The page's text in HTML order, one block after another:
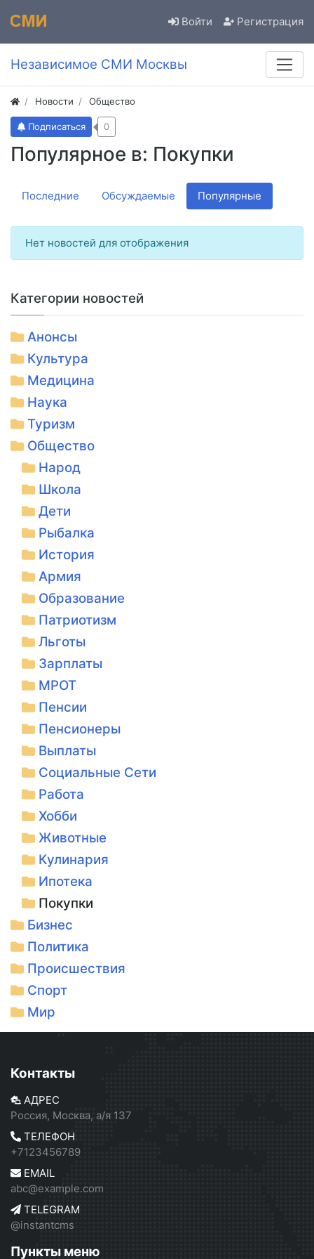
Войти Регистрация
Независимое СМИ Москвы
Новости Общество
Популярное в: Покупки
Подписаться 0
Последние Обсуждаемые Популярные
Нет новостей для отображения
Категории новостей
Анонсы
Культура
Медицина
Наука
Туризм
Общество
Народ
Школа
Дети
Рыбалка
История
Армия
Образование
Патриотизм
Льготы
Зарплаты
МРОТ
Пенсии
Пенсионеры
Выплаты
Социальные Сети
Работа
Хобби
Животные
Кулинария
Ипотека
Покупки
Бизнес
Политика
Происшествия
Спорт
Мир
Контакты
АДРЕС
Россия, Москва, а/я 137
ТЕЛЕФОН
+7123456789
EMAIL
abc@example.com
TELEGRAM
@instantcms
Пункты меню